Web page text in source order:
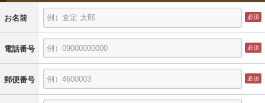
お名前
電話番号
郵便番号